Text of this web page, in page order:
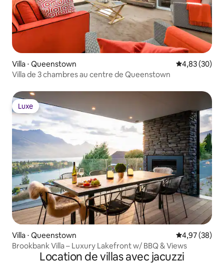
Villa ⋅ Queenstown Évaluation
4,83 (30)
Villa de 3 chambres au centre de Queenstown
Luxe
Luxe
Villa ⋅ Queenstown Évaluation
4,97 (38)
Brookbank Villa – Luxury Lakefront w/ BBQ & Views
Location de villas avec jacuzzi